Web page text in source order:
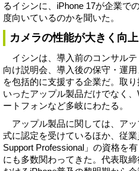
るイシンに、iPhone 17が企業で
度向いているのかを聞いた。
カメラの性能が大きく向
イシンは、導入前のコンサル
向け説明会、導入後の保守・運
を包括的に支援する企業だ。取
いったアップル製品だけでなく
ートフォンなど多岐にわたる。
アップル製品に関しては、ア
式に認定を受けているほか、従
Support Professional」の資格を
にも多数関わってきた。代表取